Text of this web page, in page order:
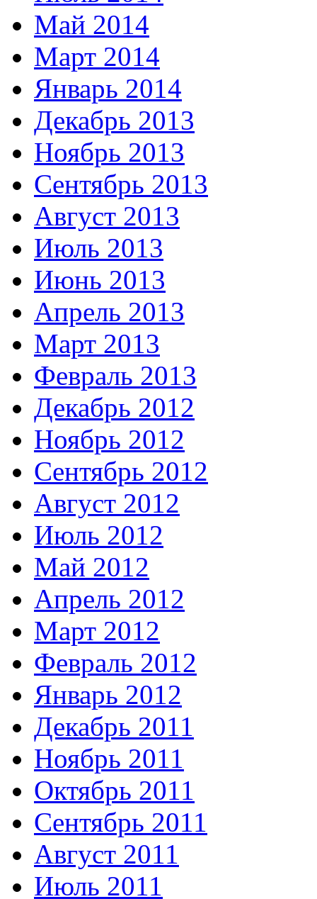
Май 2014
Март 2014
Январь 2014
Декабрь 2013
Ноябрь 2013
Сентябрь 2013
Август 2013
Июль 2013
Июнь 2013
Апрель 2013
Март 2013
Февраль 2013
Декабрь 2012
Ноябрь 2012
Сентябрь 2012
Август 2012
Июль 2012
Май 2012
Апрель 2012
Март 2012
Февраль 2012
Январь 2012
Декабрь 2011
Ноябрь 2011
Октябрь 2011
Сентябрь 2011
Август 2011
Июль 2011